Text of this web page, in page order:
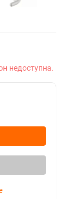
недоступна.